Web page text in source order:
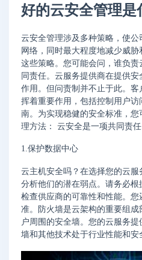
好的云安全管理是
云安全管理涉及多种策略，使
网络，同时最大程度地减少威
这些策略。您可能会问，谁负
同责任。云服务提供商在提供
作用。但问责制并不止于此。
挥着重要作用，包括控制用户
南。为实现稳健的安全标准，
理方法： 云安全是一项共同责任
1.保护数据中心
云主机安全吗？在选择您的云
分析他们的潜在弱点。请务必根
检查供应商的可靠性和性能。
准。防火墙是云架构的重要组
户周围的安全墙。您的云服务
墙和其他技术处于行业性能和安